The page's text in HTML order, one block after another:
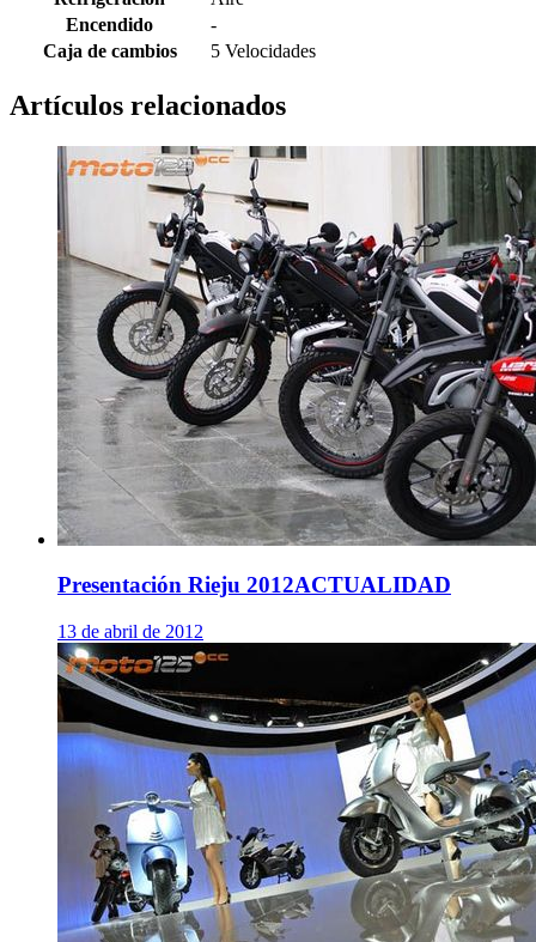
Encendido
-
Caja de cambios
5 Velocidades
Artículos relacionados
Presentación Rieju 2012ACTUALIDAD
13 de abril de 2012